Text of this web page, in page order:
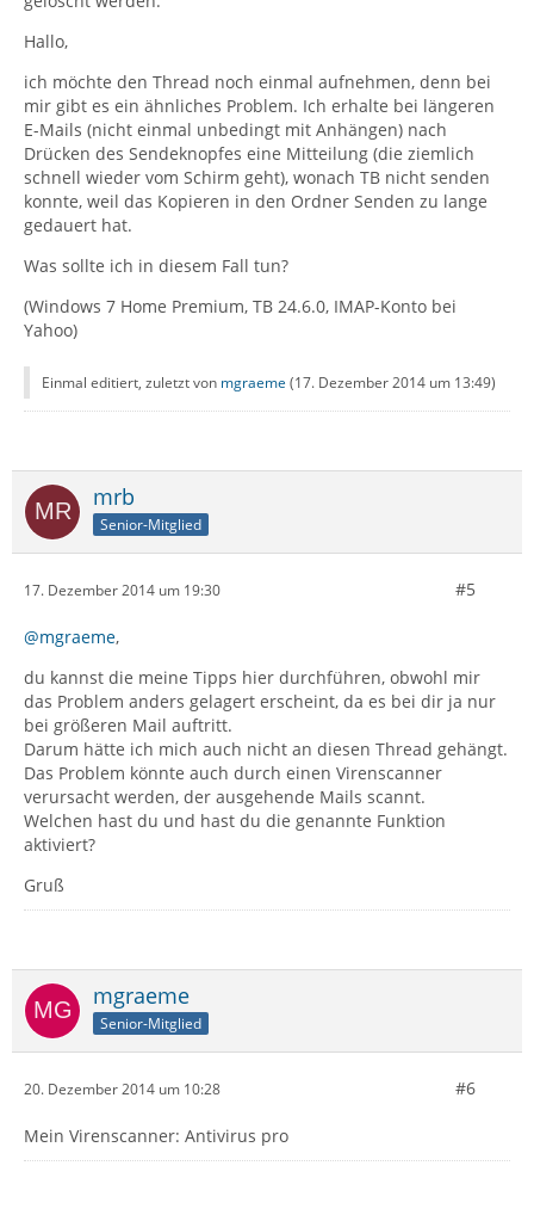
Hallo,
ich möchte den Thread noch einmal aufnehmen, denn bei
mir gibt es ein ähnliches Problem. Ich erhalte bei längeren
E-Mails (nicht einmal unbedingt mit Anhängen) nach
Drücken des Sendeknopfes eine Mitteilung (die ziemlich
schnell wieder vom Schirm geht), wonach TB nicht senden
konnte, weil das Kopieren in den Ordner Senden zu lange
gedauert hat.
Was sollte ich in diesem Fall tun?
(Windows 7 Home Premium, TB 24.6.0, IMAP-Konto bei
Yahoo)
Einmal editiert, zuletzt von mgraeme (17. Dezember 2014 um 13:49)
mrb
Senior-Mitglied
17. Dezember 2014 um 19:30 #5
@mgraeme,
du kannst die meine Tipps hier durchführen, obwohl mir
das Problem anders gelagert erscheint, da es bei dir ja nur
bei größeren Mail auftritt.
Darum hätte ich mich auch nicht an diesen Thread gehängt.
Das Problem könnte auch durch einen Virenscanner
verursacht werden, der ausgehende Mails scannt.
Welchen hast du und hast du die genannte Funktion
aktiviert?
Gruß
mgraeme
Senior-Mitglied
20. Dezember 2014 um 10:28 #6
Mein Virenscanner: Antivirus pro